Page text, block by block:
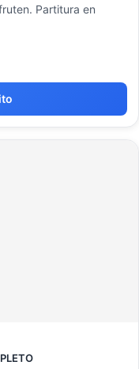
Partitura en
COMPLETO